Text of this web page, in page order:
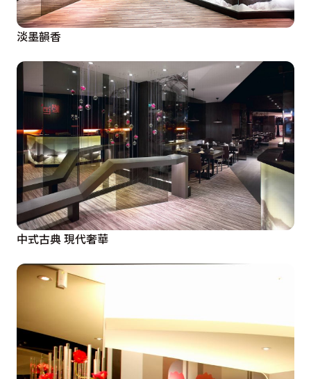
淡墨韻香
中式古典 現代奢華